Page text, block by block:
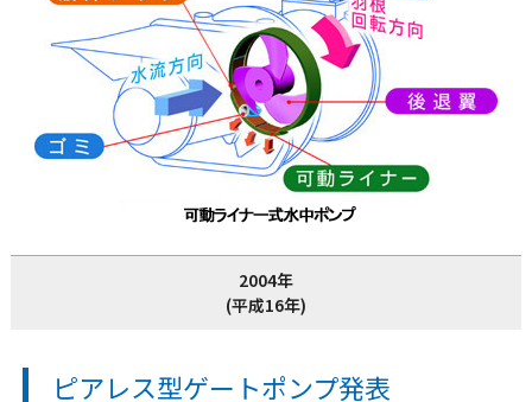
2004年
(平成16年)
ピアレス型ゲートポンプ発表